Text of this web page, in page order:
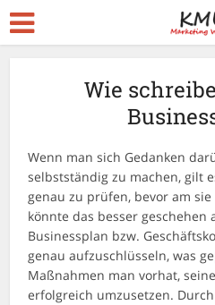
Wie
Wenn man sich Gedanken
selbstständig zu machen, gilt
genau zu prüfen, bevor am
könnte das besser geschehen
Businessplan bzw.
genau aufzuschlüsseln, was
Maßnahmen man vorhat,
erfolgreich umzusetzen.